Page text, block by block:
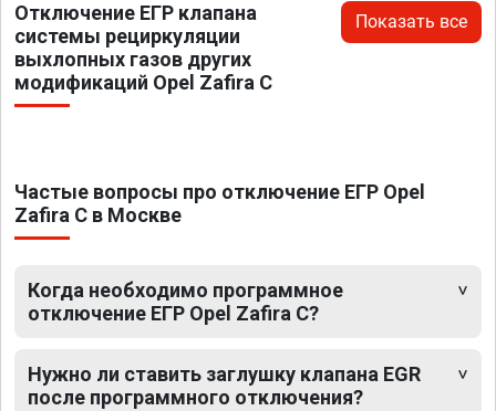
Отключение ЕГР клапана
системы рециркуляции
выхлопных газов других
модификаций Opel Zafira C
Показать все
Частые вопросы про отключение ЕГР Opel
Zafira C в Москве
Когда необходимо программное
отключение ЕГР Opel Zafira C?
Нужно ли ставить заглушку клапана EGR
после программного отключения?